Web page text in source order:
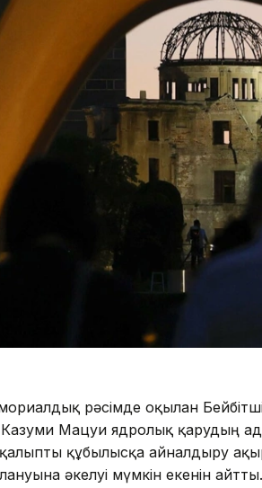
рәсімде оқылған
Мацуи ядролық қарудың
құбылысқа айналдыру
әкелуі мүмкін екенін айтты.